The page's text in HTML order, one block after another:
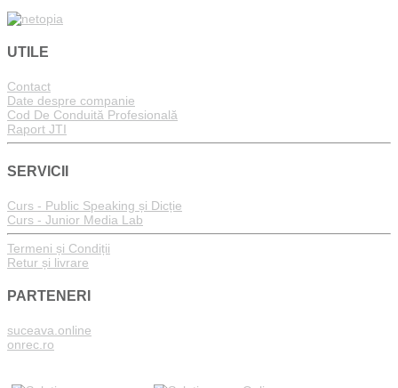
UTILE
Contact
Date despre companie
Cod De Conduită Profesională
Raport JTI
SERVICII
Curs - Public Speaking și Dicție
Curs - Junior Media Lab
Termeni și Condiții
Retur și livrare
PARTENERI
suceava.online
onrec.ro